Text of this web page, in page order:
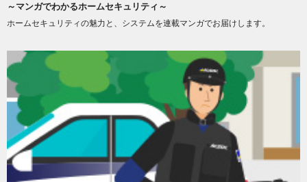
～マンガでわかるホームセキュリティ～
ホームセキュリティの魅力と、システムを連載マンガでお届けします。